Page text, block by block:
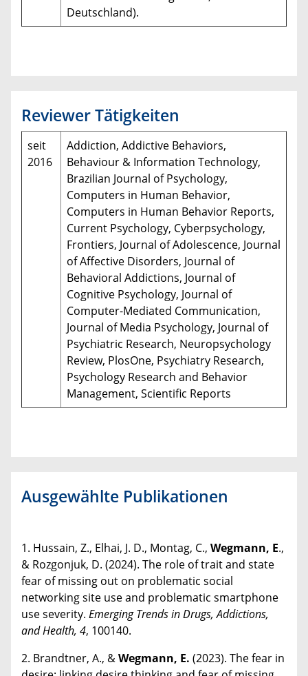
Deutschland).
Reviewer Tätigkeiten
seit
2016
Addiction, Addictive Behaviors,
Behaviour & Information Technology,
Brazilian Journal of Psychology,
Computers in Human Behavior,
Computers in Human Behavior Reports,
Current Psychology, Cyberpsychology,
Frontiers, Journal of Adolescence, Journal
of Affective Disorders, Journal of
Behavioral Addictions, Journal of
Cognitive Psychology, Journal of
Computer-Mediated Communication,
Journal of Media Psychology, Journal of
Psychiatric Research, Neuropsychology
Review, PlosOne, Psychiatry Research,
Psychology Research and Behavior
Management, Scientific Reports
Ausgewählte Publikationen
1. Hussain, Z., Elhai, J. D., Montag, C., Wegmann, E.,
& Rozgonjuk, D. (2024). The role of trait and state
fear of missing out on problematic social
networking site use and problematic smartphone
use severity. Emerging Trends in Drugs, Addictions,
and Health, 4, 100140.
2. Brandtner, A., &Wegmann, E. (2023). The fear in